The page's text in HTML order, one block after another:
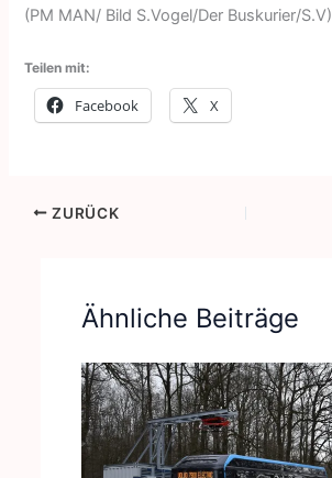
(PM MAN/ Bild S.Vogel/Der Buskurier/S.V)
Teilen mit:
Facebook X
ZURÜCK
Ähnliche Beiträge